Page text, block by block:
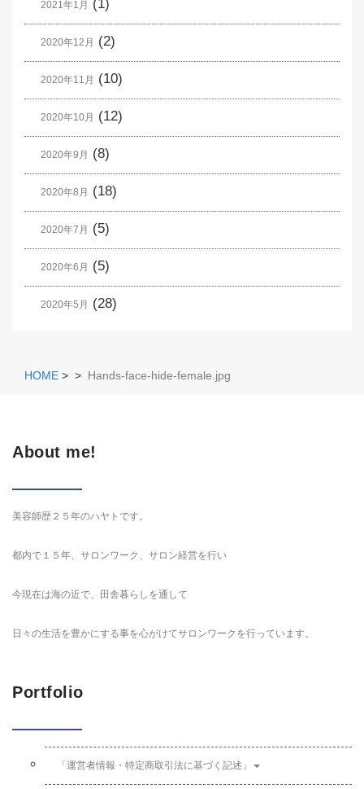
2021年1月 (1)
2020年12月 (2)
2020年11月 (10)
2020年10月 (12)
2020年9月 (8)
2020年8月 (18)
2020年7月 (5)
2020年6月 (5)
2020年5月 (28)
HOME > > Hands-face-hide-female.jpg
About me!
美容師歴２５年のハヤトです。
都内で１５年、サロンワーク、サロン経営を行い
今現在は海の近で、田舎暮らしを通して
日々の生活を豊かにする事を心がけてサロンワークを行っています。
Portfolio
「運営者情報・特定商取引法に基づく記述」